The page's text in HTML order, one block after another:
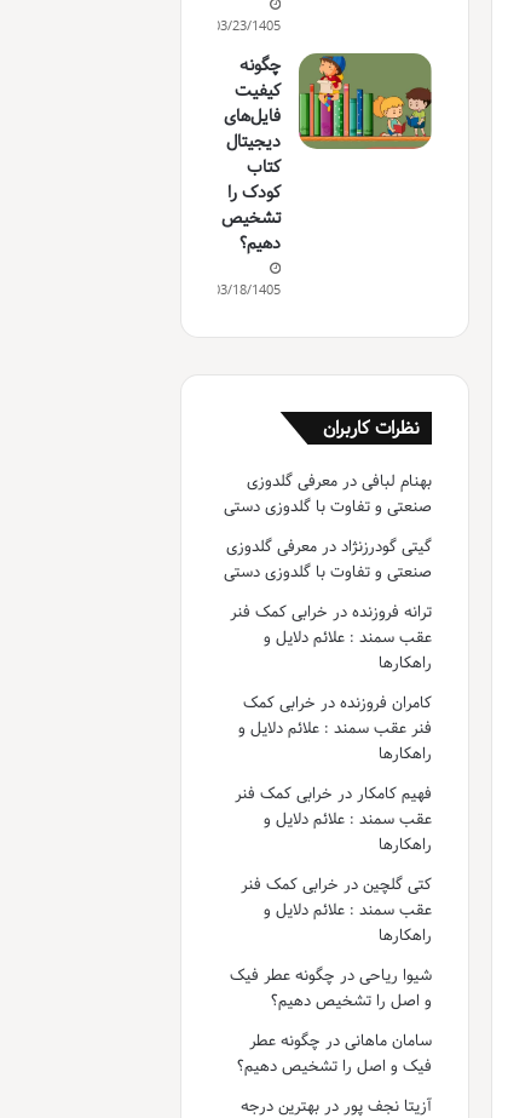
03/23/1405
چگونه
کیفیت
فایل‌های
دیجیتال
کتاب
کودک را
تشخیص
دهیم؟
03/18/1405
نظرات کاربران
بهنام لبافیدر معرفی گلدوزی
صنعتی و تفاوت با گلدوزی دستی
گیتی گودرزنژاددر معرفی گلدوزی
صنعتی و تفاوت با گلدوزی دستی
ترانه فروزندهدر خرابی کمک فنر
عقب سمند : علائم دلایل و
راهکارها
کامران فروزندهدر خرابی کمک
فنر عقب سمند : علائم دلایل و
راهکارها
فهیم کامکار در خرابی کمک فنر
عقب سمند : علائم دلایل و
راهکارها
کتی گلچیندر خرابی کمک فنر
عقب سمند : علائم دلایل و
راهکارها
شیوا ریاحیدر چگونه عطر فیک
و اصل را تشخیص دهیم؟
سامان ماهانیدر چگونه عطر
فیک و اصل را تشخیص دهیم؟
آزیتا نجف پور در بهترین درجه